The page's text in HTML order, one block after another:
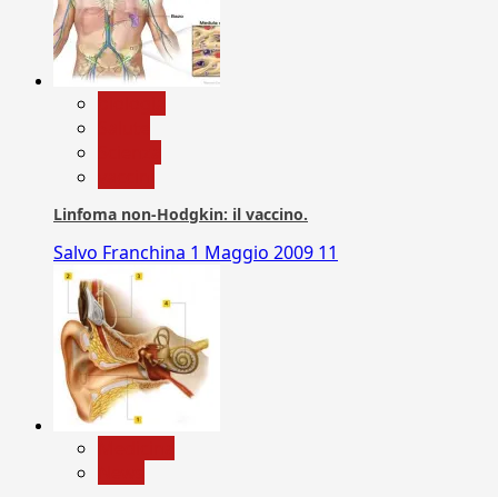
Linfoma non-Hodgkin: il vaccino.
Salvo Franchina 1 Maggio 2009 11